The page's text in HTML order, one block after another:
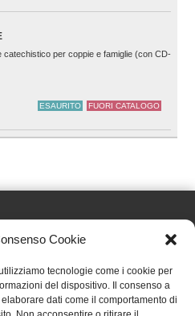
Cookie
tecnologie come i cookie per
del dispositivo. Il consenso a
dati come il comportamento di
catechistico per coppie e famiglie (con CD-
ESAURITO FUORI CATALOGO
Paolo SAS
(TO)